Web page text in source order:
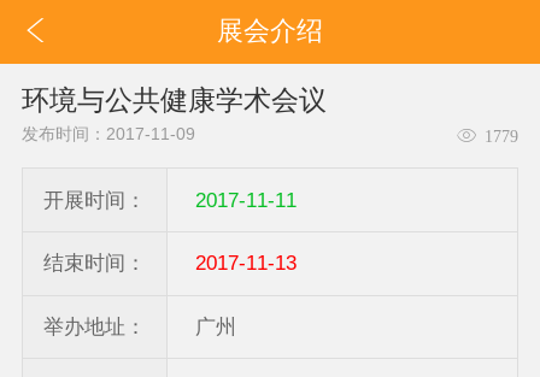
展会介绍
环境与公共健康学术会议
发布时间：2017-11-09 1779
开展时间： 2017-11-11
结束时间： 2017-11-13
举办地址： 广州